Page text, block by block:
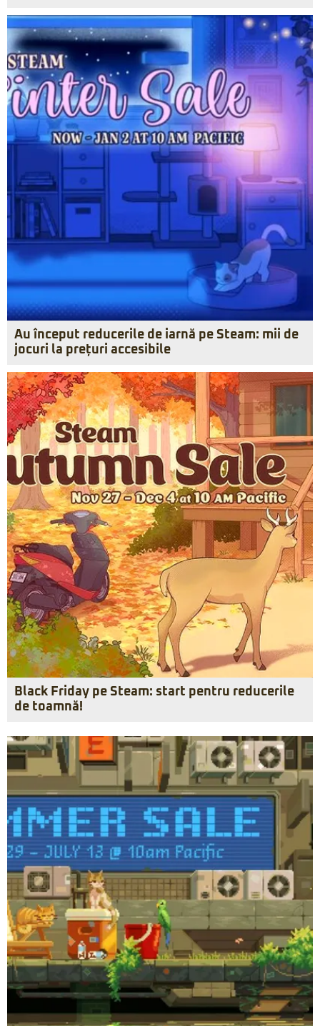
Au început reducerile de iarnă pe Steam: mii de
jocuri la prețuri accesibile
Black Friday pe Steam: start pentru reducerile
de toamnă!